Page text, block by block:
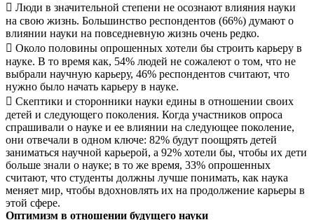
 Люди в значительной степени не осознают влияния науки
на свою жизнь. Большинство респондентов (66%) думают о
влиянии науки на повседневную жизнь очень редко.
 Около половины опрошенных хотели бы строить карьеру в
науке. В то время как, 54% людей не сожалеют о том, что не
выбрали научную карьеру, 46% респондентов считают, что
нужно было начать карьеру в науке.
 Скептики и сторонники науки едины в отношении своих
детей и следующего поколения. Когда участников опроса
спрашивали о науке и ее влиянии на следующее поколение,
они отвечали в одном ключе: 82% будут поощрять детей
заниматься научной карьерой, а 92% хотели бы, чтобы их дети
больше знали о науке; в то же время, 33% опрошенных
считают, что студенты должны лучше понимать, как наука
меняет мир, чтобы вдохновлять их на продолжение карьеры в
этой сфере.
Оптимизм в отношении будущего науки